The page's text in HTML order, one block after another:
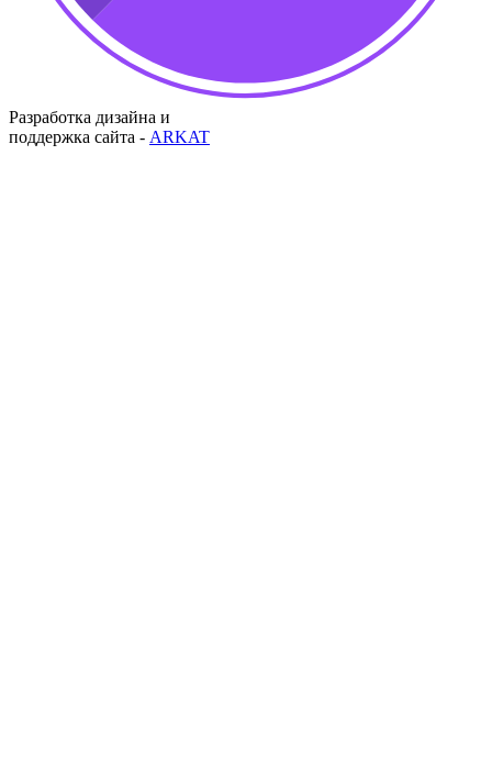
Разработка дизайна и
поддержка сайта - ARKAT